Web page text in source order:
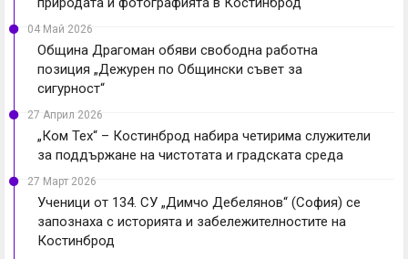
04 Май 2026
Община Драгоман обяви свободна работна
позиция „Дежурен по Общински съвет за
сигурност“
27 Април 2026
„Ком Тех“ – Костинброд набира четирима служители
за поддържане на чистотата и градската среда
27 Март 2026
Ученици от 134. СУ „Димчо Дебелянов“ (София) се
запознаха с историята и забележителностите на
Костинброд